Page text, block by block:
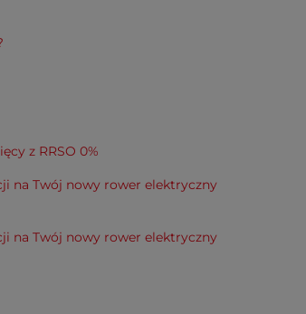
z RRSO 0%
na Twój nowy rower elektryczny
na Twój nowy rower elektryczny